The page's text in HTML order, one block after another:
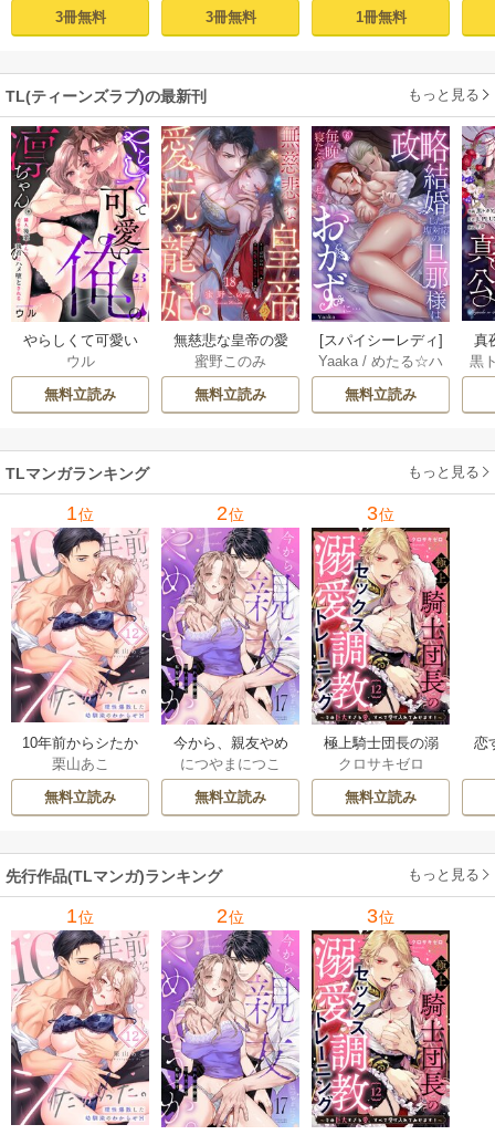
隣人後輩くんのイ
キすぎた執着にハ
3冊無料
快楽、閨に響くは
乱れ声― 1巻
3冊無料
塩対応の旦那様は
毎晩寝たふりをし
(1)
aaka
1冊無料
TL(ティーンズラブ)の最新刊 もっと見る
やらしくて可愛い
俺の凛ちゃん。～
隣人後輩くんのイ
キすぎた執着にハ
巻
ウル
無料立読み
無慈悲な皇帝の愛
玩寵妃―おわらぬ
快楽、閨に響くは
乱れ声― 18巻
蜜野このみ
無料立読み
[スパイシーレディ]
政略結婚した塩対
応の旦那様は毎晩
寝たふりをした私
Yaaka/めたる☆ハ
ニィ
無料立読み
真
は
黒
TLマンガランキング もっと見る
1位
10年前からシたか
った。～理性爆散
した幼馴染のわか
らせＨ
栗山あこ
無料立読み
2位
今から、親友やめ
ようか。～腐れ縁
同僚は甘い快楽で
私を壊す～
につやまにつこ
無料立読み
3位
極上騎士団長の溺
愛調教～その巨大
すぎる愛、すべて
受け入れてみせま
クロサキゼロ
無料立読み
恋
先行作品(TLマンガ)ランキング もっと見る
1位 2位 3位